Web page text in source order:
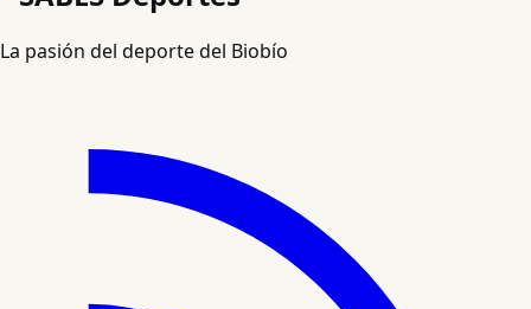
La pasión del deporte del Biobío